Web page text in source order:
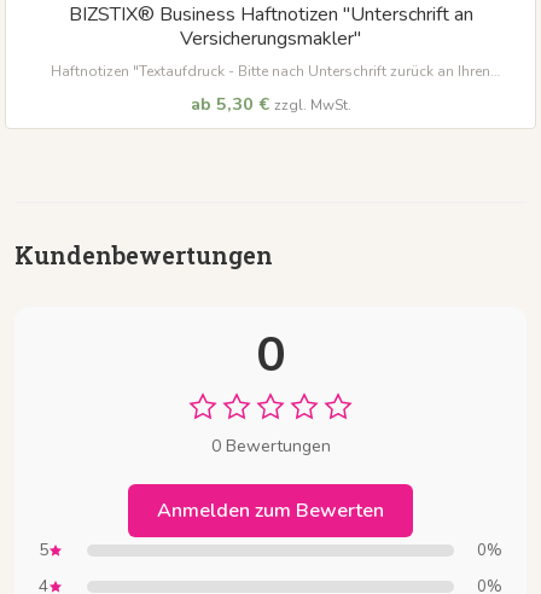
BIZSTIX® Business Haftnotizen "Unterschrift an
Versicherungsmakler"
Haftnotizen "Textaufdruck - Bitte nach Unterschrift zurück an Ihren
ab 5,30 € zzgl. MwSt.
Kundenbewertungen
0
0 Bewertungen
Anmelden zum Bewerten
5 0%
4 0%